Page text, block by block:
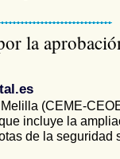
la
(CEME-
incluye la
de la seguridad